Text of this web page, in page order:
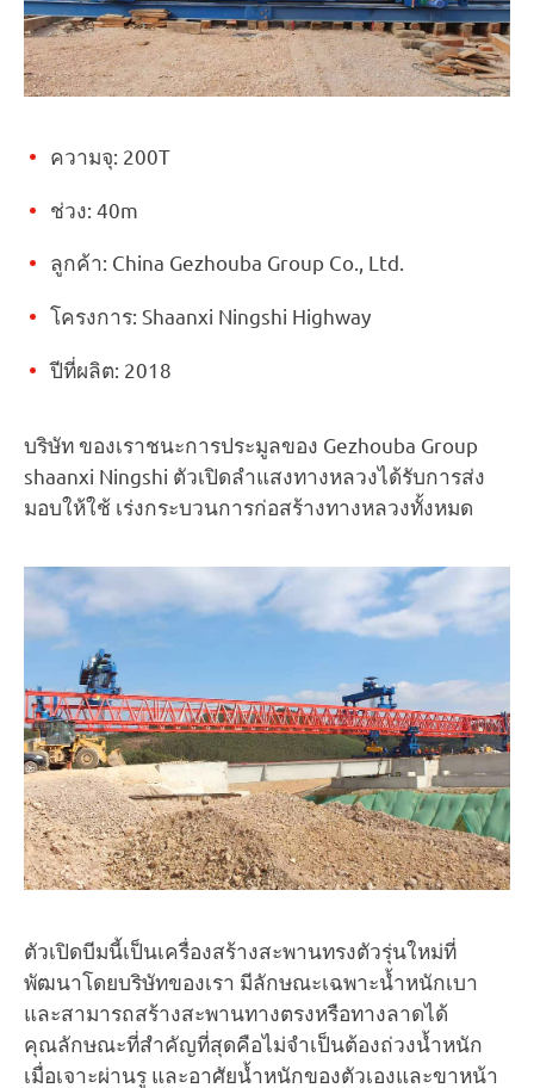
ความจุ: 200T
ช่วง: 40m
ลูกค้า: China Gezhouba Group Co., Ltd.
โครงการ: Shaanxi Ningshi Highway
ปีที่ผลิต: 2018
บริษัท ของเราชนะการประมูลของ Gezhouba Group
shaanxi Ningshi ตัวเปิดลำแสงทางหลวงได้รับการส่ง
มอบให้ใช้ เร่งกระบวนการก่อสร้างทางหลวงทั้งหมด
ตัวเปิดบีมนี้เป็นเครื่องสร้างสะพานทรงตัวรุ่นใหม่ที่
พัฒนาโดยบริษัทของเรา มีลักษณะเฉพาะน้ำหนักเบา
และสามารถสร้างสะพานทางตรงหรือทางลาดได้
คุณลักษณะที่สำคัญที่สุดคือไม่จำเป็นต้องถ่วงน้ำหนัก
เมื่อเจาะผ่านรู และอาศัยน้ำหนักของตัวเองและขาหน้า